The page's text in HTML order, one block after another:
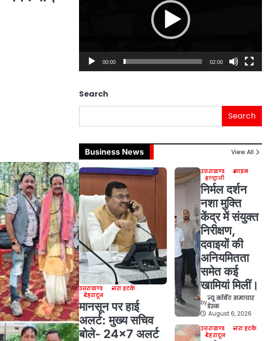
00:00 02:00
Search
Search
Business News View All
उत्तराखण्ड
ज़रा हटके
देहरादून
मानसून पर हाई
अलर्ट: मुख्य सचिव
बोले- 24×7 अलर्ट
उत्तराखण्ड
क्राइम
हल्द्वानी
निर्मल दर्शन
नशा मुक्ति
केंद्र में संयुक्त
निरीक्षण,
दवाइयों की
अनियमितता
समेत कई
खामियां मिलीं।
by
न्यू कॉर्बेट समाचार
डेस्क
August 6, 2026
उत्तराखण्ड
ज़रा हटके
देहरादून